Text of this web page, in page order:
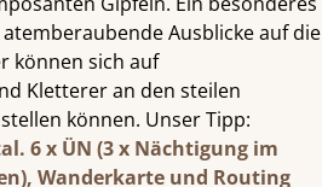
Ausblicke auf die
können sich auf
Kletterer an den steilen
können. Unser Tipp:
. 6 x ÜN (3 x Nächtigung im
Wanderkarte und Routing